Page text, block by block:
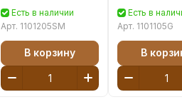
37 см 1101205SM из
искусственного
белая
Есть в наличии
Арт. 1101205SM
В корзину
37 см
литьевого
глянцевая
Есть в
Арт. 1101105G
В